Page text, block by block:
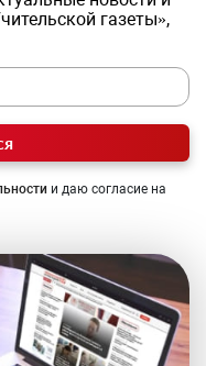
газеты»,
и даю согласие на